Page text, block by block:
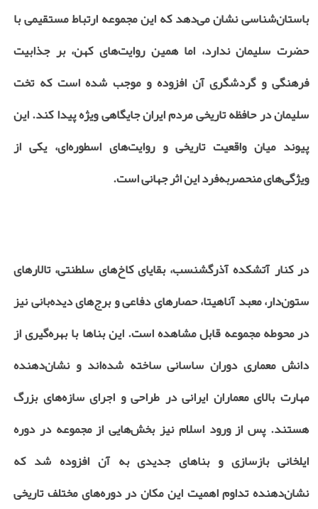
باستان‌شناسی نشان می‌دهد که این مجموعه ارتباط مستقیمی با
حضرت سلیمان ندارد، اما همین روایت‌های کهن، بر جذابیت
فرهنگی و گردشگری آن افزوده و موجب شده است که تخت
سلیمان در حافظه تاریخی مردم ایران جایگاهی ویژه پیدا کند. این
پیوند میان واقعیت تاریخی و روایت‌های اسطوره‌ای، یکی از
ویژگی‌های منحصربه‌فرد این اثر جهانی است.
در کنار آتشکده آذرگشنسب، بقایای کاخ‌های سلطنتی، تالارهای
ستون‌دار، معبد آناهیتا، حصارهای دفاعی و برج‌های دیده‌بانی نیز
در محوطه مجموعه قابل مشاهده است. این بناها با بهره‌گیری از
دانش معماری دوران ساسانی ساخته شده‌اند و نشان‌دهنده
مهارت بالای معماران ایرانی در طراحی و اجرای سازه‌های بزرگ
هستند. پس از ورود اسلام نیز بخش‌هایی از مجموعه در دوره
ایلخانی بازسازی و بناهای جدیدی به آن افزوده شد که
نشان‌دهنده تداوم اهمیت این مکان در دوره‌های مختلف تاریخی